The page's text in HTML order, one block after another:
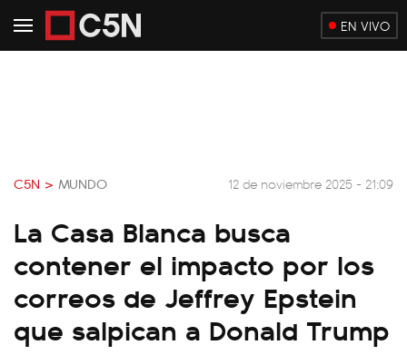
EN VIVO
C5N > MUNDO 12 de noviembre 2025 - 21:09
La Casa Blanca busca
contener el impacto por los
correos de Jeffrey Epstein
que salpican a Donald Trump